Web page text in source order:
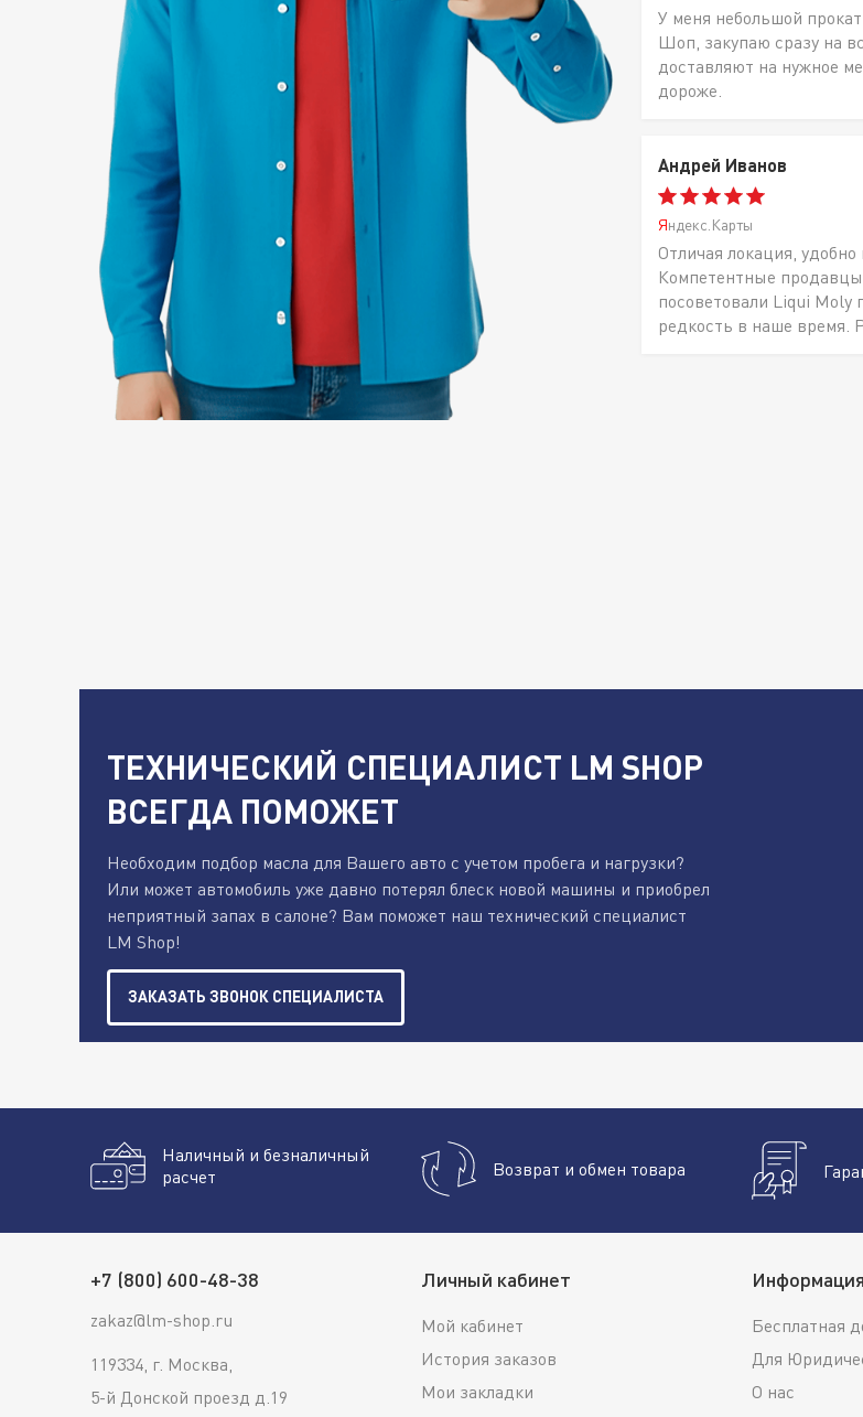
У меня небольшой
Шоп, закупаю сразу на
доставляют на нужное
дороже.
Андрей Иванов
Яндекс.Карты
Отличая локация,
Компетентные
посоветовали Liqui Moly
редкость в наше время.
ТЕХНИЧЕСКИЙ СПЕЦИАЛИСТ LM SHOP
ВСЕГДА ПОМОЖЕТ
Необходим подбор масла для Вашего авто с учетом пробега и нагрузки?
Или может автомобиль уже давно потерял блеск новой машины и приобрел
неприятный запах в салоне? Вам поможет наш технический специалист
LM Shop!
ЗАКАЗАТЬ ЗВОНОК СПЕЦИАЛИСТА
Наличный и безналичный
расчет
Возврат и обмен товара
+7 (800) 600-48-38
zakaz@lm-shop.ru
119334, г. Москва,
5-й Донской проезд д.19
Личный кабинет
Мой кабинет
История заказов
Мои закладки
Информация
Бесплатная
Для
О нас